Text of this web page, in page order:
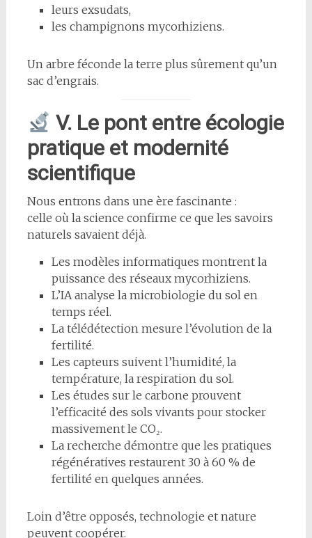
leurs exsudats,
les champignons mycorhiziens.
Un arbre féconde la terre plus sûrement qu’un
sac d’engrais.
V. Le pont entre écologie
pratique et modernité
scientifique
Nous entrons dans une ère fascinante :
celle où la science confirme ce que les savoirs
naturels savaient déjà.
Les modèles informatiques montrent la
puissance des réseaux mycorhiziens.
L’IA analyse la microbiologie du sol en
temps réel.
La télédétection mesure l’évolution de la
fertilité.
Les capteurs suivent l’humidité, la
température, la respiration du sol.
Les études sur le carbone prouvent
l’efficacité des sols vivants pour stocker
massivement le CO₂.
La recherche démontre que les pratiques
régénératives restaurent 30 à 60 % de
fertilité en quelques années.
Loin d’être opposés, technologie et nature
peuvent coopérer.